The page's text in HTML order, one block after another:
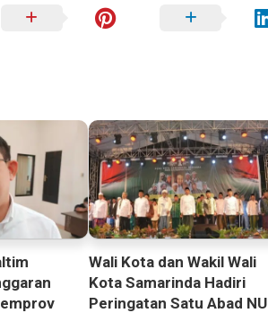
Wali Kota dan Wakil Wali
Kota Samarinda Hadiri
Peringatan Satu Abad NU